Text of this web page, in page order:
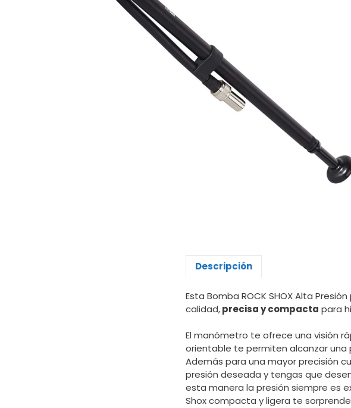
Descripción
Esta Bomba ROCK SHOX Alta
calidad,precisa y compacta para
El manómetro te ofrece una visión
orientable te permiten alcanzar
Además para una mayor precisión
presión deseada y tengas que
esta manera la presión siempre es
Shox compacta y ligera te